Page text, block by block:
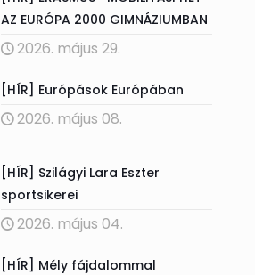
AZ EURÓPA 2000 GIMNÁZIUMBAN
2026. május 29.
[HÍR] Európások Európában
2026. május 08.
[HÍR] Szilágyi Lara Eszter
sportsikerei
2026. május 04.
[HÍR] Mély fájdalommal